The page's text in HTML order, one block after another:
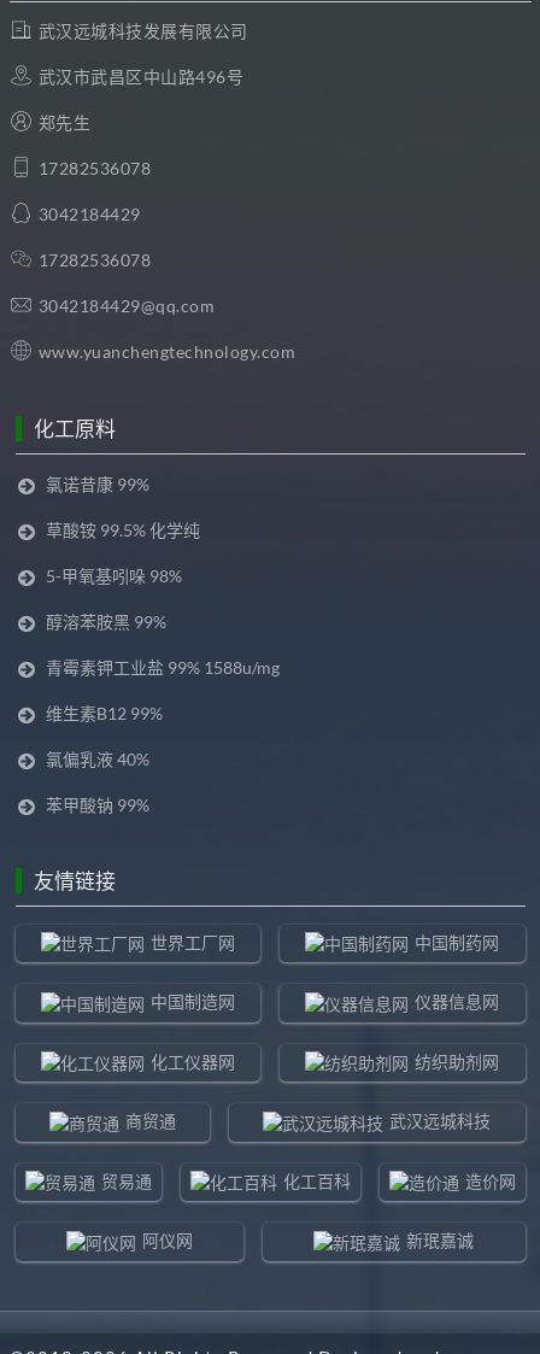
武汉远城科技发展有限公司
武汉市武昌区中山路496号
郑先生
17282536078
3042184429
17282536078
3042184429@qq.com
www.yuanchengtechnology.com
化工原料
氯诺昔康 99%
草酸铵 99.5% 化学纯
5-甲氧基吲哚 98%
醇溶苯胺黑 99%
青霉素钾工业盐 99% 1588u/mg
维生素B12 99%
氯偏乳液 40%
苯甲酸钠 99%
友情链接
世界工厂网 中国制药网
中国制造网 仪器信息网
化工仪器网 纺织助剂网
商贸通 武汉远城科技
贸易通 化工百科 造价网
阿仪网 新珉嘉诚